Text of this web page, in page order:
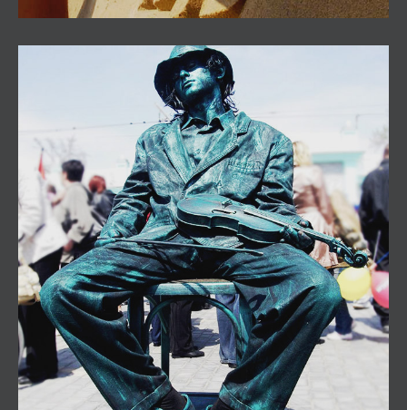
Stabilis, Esculturas vivas